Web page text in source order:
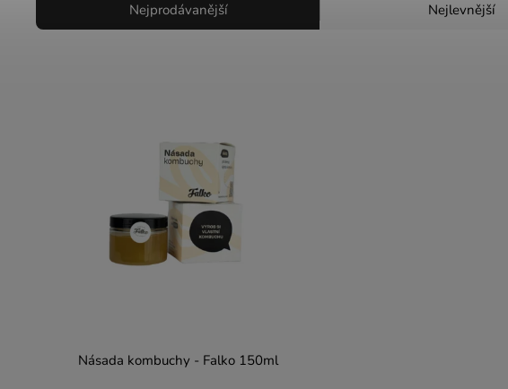
Nejprodávanější Nejlevnější
Násada kombuchy - Falko 150ml